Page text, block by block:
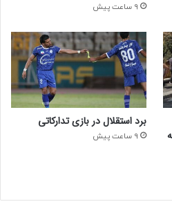
9 ساعت پیش
برد استقلال در بازی تدارکاتی
9 ساعت پیش